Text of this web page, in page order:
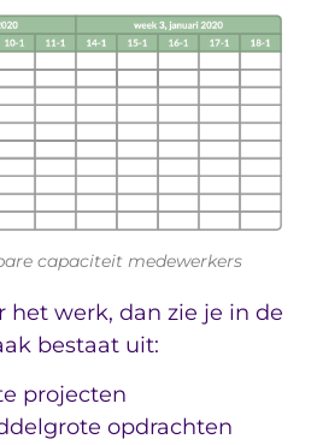
capaciteit medewerkers
het werk, dan zie je in de
bestaat uit:
projecten
opdrachten